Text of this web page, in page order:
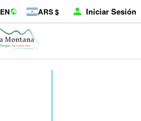
EN ARS $ Iniciar Sesión